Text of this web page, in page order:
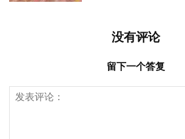
没有评论
留下一个答复